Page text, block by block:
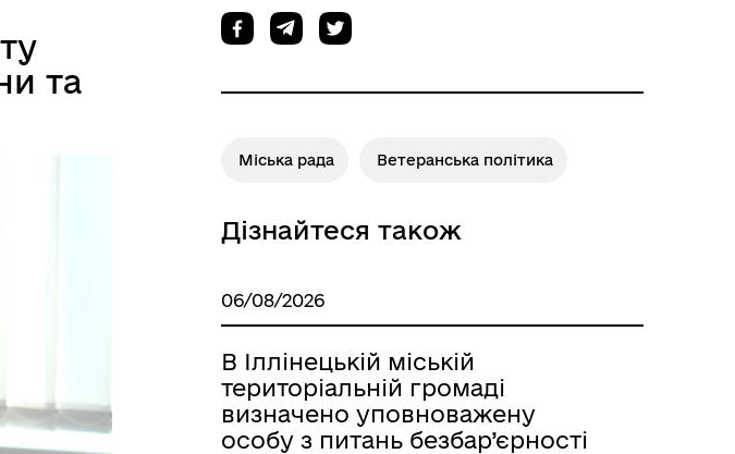
та
Міська рада Ветеранська політика
Дізнайтеся також
06/08/2026
В Іллінецькій міській
територіальній громаді
визначено уповноважену
особу з питань безбар’єрності